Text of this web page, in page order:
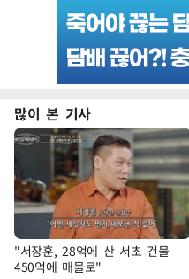
많이 본 기사
"서장훈, 28억에 산 서초 건물
450억에 매물로"